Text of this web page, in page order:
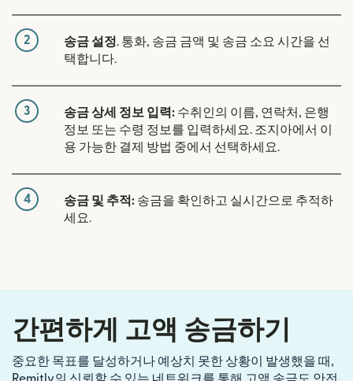
2 송금 설정. 통화, 송금 금액 및 송금 소요 시간을 선
택합니다.
3 송금 상세 정보 입력: 수취인의 이름, 연락처, 은행
정보 또는 수령 정보를 입력하세요. 조지아에서 이
용 가능한 결제 방법 중에서 선택하세요.
4 송금 및 추적: 송금을 확인하고 실시간으로 추적하
세요.
간편하게 고액 송금하기
중요한 목표를 달성하거나 예상치 못한 상황이 발생했을 때,